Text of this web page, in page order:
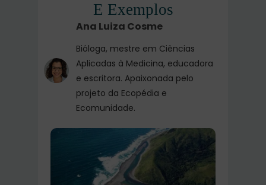
E Exemplos
Ana Luiza Cosme
Bióloga, mestre em Ciências
Aplicadas à Medicina, educadora
e escritora. Apaixonada pelo
projeto da Ecopédia e
Ecomunidade.